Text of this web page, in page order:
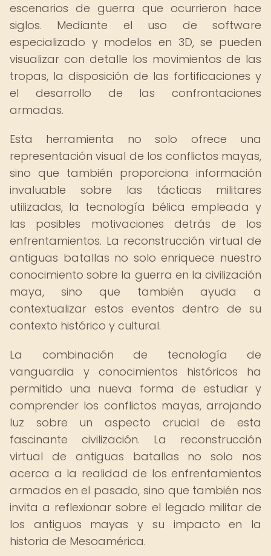
escenarios de guerra que ocurrieron hace
siglos. Mediante el uso de software
especializado y modelos en 3D, se pueden
visualizar con detalle los movimientos de las
tropas, la disposición de las fortificaciones y
el desarrollo de las confrontaciones
armadas.
Esta herramienta no solo ofrece una
representación visual de los conflictos mayas,
sino que también proporciona información
invaluable sobre las tácticas militares
utilizadas, la tecnología bélica empleada y
las posibles motivaciones detrás de los
enfrentamientos. La reconstrucción virtual de
antiguas batallas no solo enriquece nuestro
conocimiento sobre la guerra en la civilización
maya, sino que también ayuda a
contextualizar estos eventos dentro de su
contexto histórico y cultural.
La combinación de tecnología de
vanguardia y conocimientos históricos ha
permitido una nueva forma de estudiar y
comprender los conflictos mayas, arrojando
luz sobre un aspecto crucial de esta
fascinante civilización. La reconstrucción
virtual de antiguas batallas no solo nos
acerca a la realidad de los enfrentamientos
armados en el pasado, sino que también nos
invita a reflexionar sobre el legado militar de
los antiguos mayas y su impacto en la
historia de Mesoamérica.